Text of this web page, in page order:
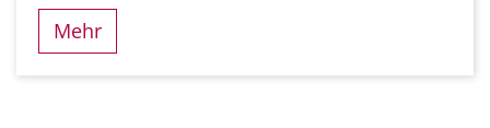
Mehr